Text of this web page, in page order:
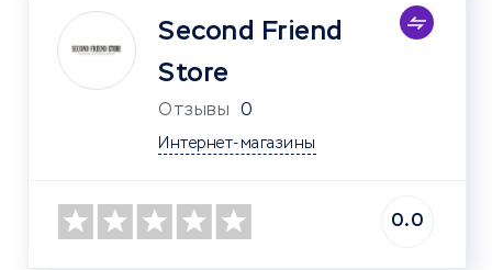
Second Friend
Store
Отзывы 0
Интернет-магазины
0.0